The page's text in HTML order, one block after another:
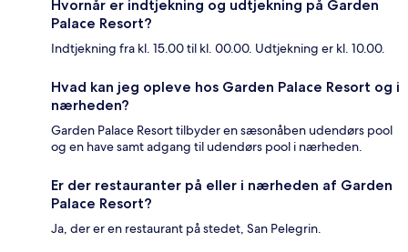
Hvornår er indtjekning og udtjekning på Garden
Palace Resort?
Indtjekning fra kl. 15.00 til kl. 00.00. Udtjekning er kl. 10.00.
Hvad kan jeg opleve hos Garden Palace Resort og i
nærheden?
Garden Palace Resort tilbyder en sæsonåben udendørs pool
og en have samt adgang til udendørs pool i nærheden.
Er der restauranter på eller i nærheden af Garden
Palace Resort?
Ja, der er en restaurant på stedet, San Pelegrin.